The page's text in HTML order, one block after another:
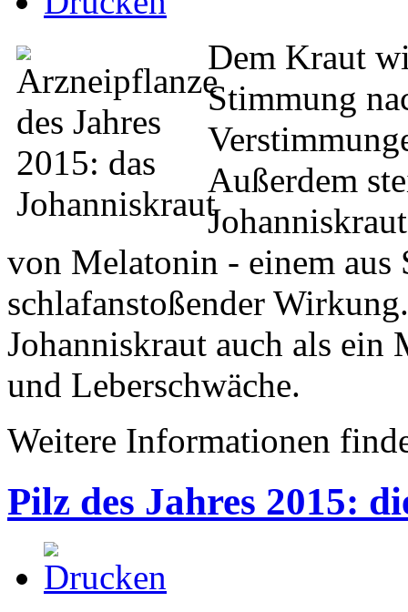
Dem Kraut
Stimmung
Außerdem
von Melatonin - einem
schlafanstoßender
Johanniskraut auch als ein
und Leberschwäche.
Weitere Informationen
Pilz des Jahres 2015: